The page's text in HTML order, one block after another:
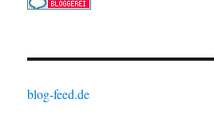
blog-feed.de